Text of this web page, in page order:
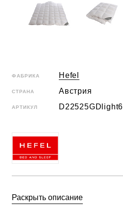
ФАБРИКА Hefel
СТРАНА Австрия
АРТИКУЛ D22525GDlight6
Раскрыть описание